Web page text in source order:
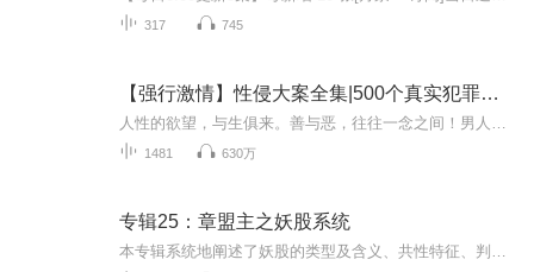
317 745
【强行激情】性侵大案全集|500个真实犯罪现场
1481 630万
专辑25：章盟主之妖股系统